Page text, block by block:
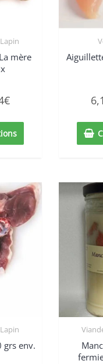
mère
€
grs env.